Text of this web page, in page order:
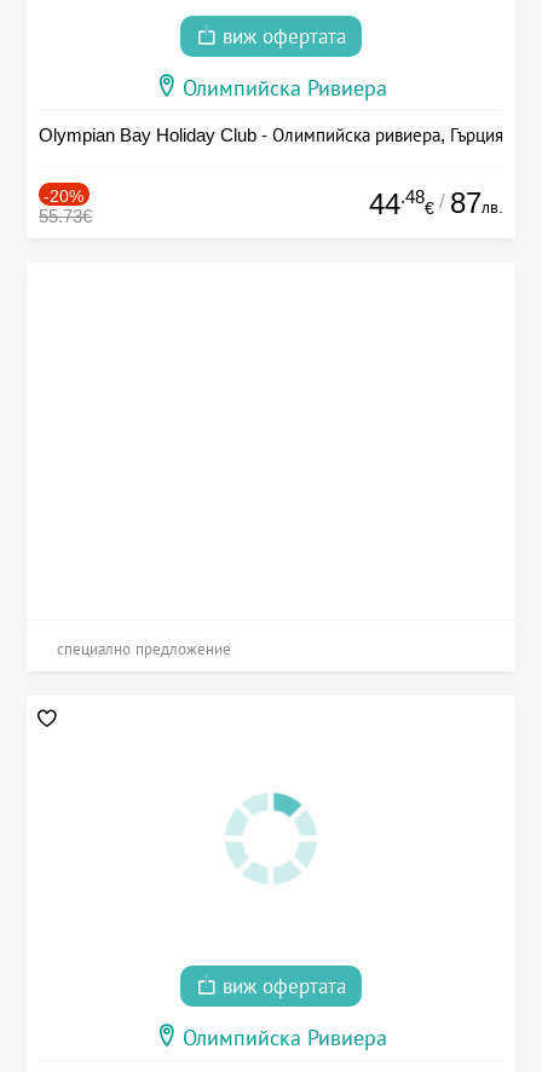
виж офертата
Олимпийска Ривиера
Olympian Bay Holiday Club - Олимпийска ривиера, Гърция
-20%
55.73€ 44.48
€ / 87лв.
специално предложение
виж офертата
Олимпийска Ривиера